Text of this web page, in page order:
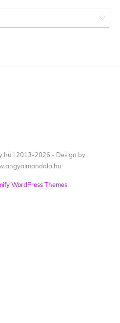
I 2013-2026 - Design by:
WordPress Themes